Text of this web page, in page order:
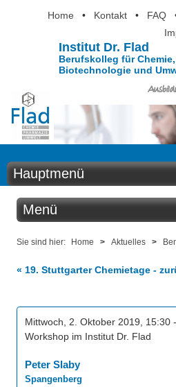
Home • Kontakt • FAQ
Institut Dr. Flad
Berufskolleg für Chemie,
Biotechnologie und
Hauptmenü
Home
Über uns
Projekte
Menü
Aktuelles
Benzolring online
Der Institutskalender
QM-Zertifizierung nach SGB III /
Preisrätsel
Sie sind hier: Home > Aktuelles >
« 19. Stuttgarter Chemietage -
Mittwoch, 2. Oktober 2019, 15:30
Workshop im Institut Dr. Flad
Peter Slaby
Spangenberg